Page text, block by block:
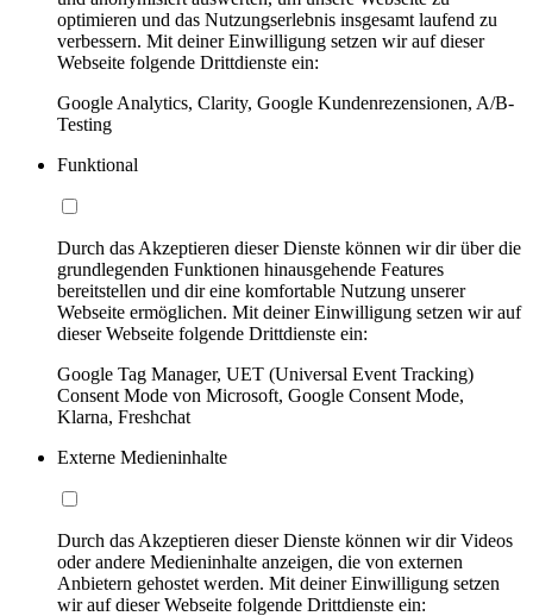
optimieren und das Nutzungserlebnis insgesamt laufend zu
verbessern. Mit deiner Einwilligung setzen wir auf dieser
Webseite folgende Drittdienste ein:
Google Analytics, Clarity, Google Kundenrezensionen, A/B-
Testing
Funktional
Durch das Akzeptieren dieser Dienste können wir dir über die
grundlegenden Funktionen hinausgehende Features
bereitstellen und dir eine komfortable Nutzung unserer
Webseite ermöglichen. Mit deiner Einwilligung setzen wir auf
dieser Webseite folgende Drittdienste ein:
Google Tag Manager, UET (Universal Event Tracking)
Consent Mode von Microsoft, Google Consent Mode,
Klarna, Freshchat
Externe Medieninhalte
Durch das Akzeptieren dieser Dienste können wir dir Videos
oder andere Medieninhalte anzeigen, die von externen
Anbietern gehostet werden. Mit deiner Einwilligung setzen
wir auf dieser Webseite folgende Drittdienste ein: